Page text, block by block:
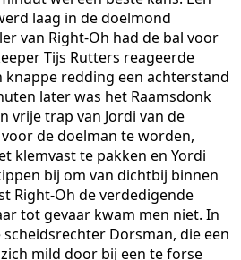
laag in de doelmond
van Right-Oh had de bal voor
Tijs Rutters reageerde
redding een achterstand
later was het Raamsdonk
vrije trap van Jordi van de
de doelman te worden,
klemvast te pakken en Yordi
bij om van dichtbij binnen
Right-Oh de verdedigende
tot gevaar kwam men niet. In
Dorsman, die een
mild door bij een te forse